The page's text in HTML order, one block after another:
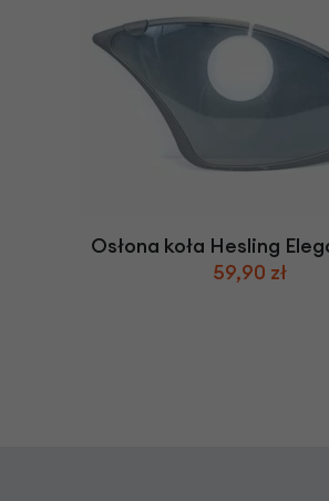
Osłona koła Hesling
59,90 zł